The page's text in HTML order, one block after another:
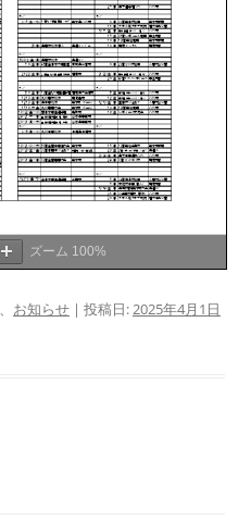
ズーム 100%
お知らせ | 投稿日: 2025年4月1日